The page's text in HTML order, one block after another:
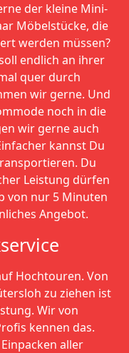
der kleine Mini-
Möbelstücke, die
werden müssen?
endlich an ihrer
quer durch
wir gerne. Und
noch in die
wir gerne auch
kannst Du
Du
Leistung dürfen
von nur 5 Minuten
Angebot.
Hochtouren. Von
zu ziehen ist
Wir von
kennen das.
aller